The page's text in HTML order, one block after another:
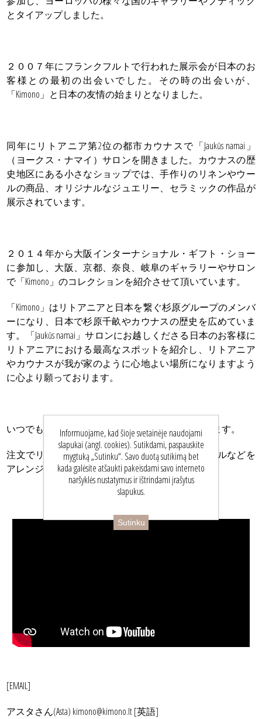
とタイアップしました。
２００７年にフランクフルトで行われた展示会が日本のお
客様との最初の出会いでした。その時の出会いが、
「Kimono」と日本の友情の始まりとなりました。
同年にリトアニア第2位の都市カウナスで「Jaukūs namai」
（ヨークス・ナマイ）サロンを開きました。カウナスの歴
史地区にある小さなショップでは、手作りのリネンやウー
ルの商品、オリジナルなジュエリー、セラミックの作品が
展示されています。
２０１４年から大阪インターナショナル・ギフト・ショー
に参加し、大阪、京都、奈良、岐阜のギャラリーやサロン
で「Kimono」のコレクションを紹介させて頂いています。
「Kimono」はリトアニアと日本を繋ぐ杉原グループのメンバ
ーになり、日本で杉原千畝やカウナスの歴史を広めていま
す。「Jaukūs namai」サロンにお越しくださる日本のお客様に
リトアニアにおける最高なスポットを紹介し、リトアニア
やカウナスが我が家のように心地よい場所になりますよう
に心より願っております。
いつでもお客様が叶えたい提案をお待ちしております。
注文でリトアニアでの旅行の予定、ガイド、ホテルなどを
アレンジすることが出来ます。
[EMAIL]
アスタさん(Asta) kimono@kimono.lt [英語]
Informuojame, kad šioje svetainėje naudojami
slapukai (angl. cookies). Sutikdami, paspauskite
mygtuką „Sutinku“. Savo duotą sutikimą bet
kada galėsite atšaukti pakeisdami savo interneto
naršyklės nustatymus ir ištrindami įrašytus
slapukus.
Sutinku